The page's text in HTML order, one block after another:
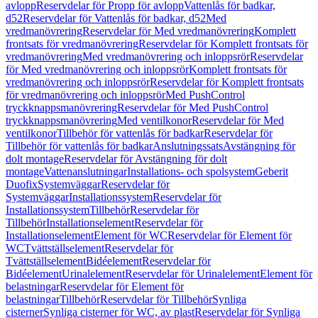
avloppReservdelar för Propp för avloppVattenlås för badkar,
d52Reservdelar för Vattenlås för badkar, d52Med
vredmanövreringReservdelar för Med vredmanövreringKomplett
frontsats för vredmanövreringReservdelar för Komplett frontsats för
vredmanövreringMed vredmanövrering och inloppsrörReservdelar
för Med vredmanövrering och inloppsrörKomplett frontsats för
vredmanövrering och inloppsrörReservdelar för Komplett frontsats
för vredmanövrering och inloppsrörMed PushControl
tryckknappsmanövreringReservdelar för Med PushControl
tryckknappsmanövreringMed ventilkonorReservdelar för Med
ventilkonorTillbehör för vattenlås för badkarReservdelar för
Tillbehör för vattenlås för badkarAnslutningssatsAvstängning för
dolt montageReservdelar för Avstängning för dolt
montageVattenanslutningarInstallations- och spolsystemGeberit
DuofixSystemväggarReservdelar för
SystemväggarInstallationssystemReservdelar för
InstallationssystemTillbehörReservdelar för
TillbehörInstallationselementReservdelar för
InstallationselementElement för WCReservdelar för Element för
WCTvättställselementReservdelar för
TvättställselementBidéelementReservdelar för
BidéelementUrinalelementReservdelar för UrinalelementElement för
belastningarReservdelar för Element för
belastningarTillbehörReservdelar för TillbehörSynliga
cisternerSynliga cisterner för WC, av plastReservdelar för Synliga